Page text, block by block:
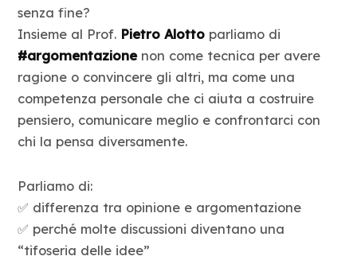
senza fine?
Insieme al Prof. Pietro Alotto parliamo di
#argomentazionenon come tecnica per avere
ragione o convincere gli altri, ma come una
competenza personale che ci aiuta a costruire
pensiero, comunicare meglio e confrontarci con
chi la pensa diversamente.
Parliamo di:
✅ differenza tra opinione e argomentazione
✅ perché molte discussioni diventano una
“tifoseria delle idee”